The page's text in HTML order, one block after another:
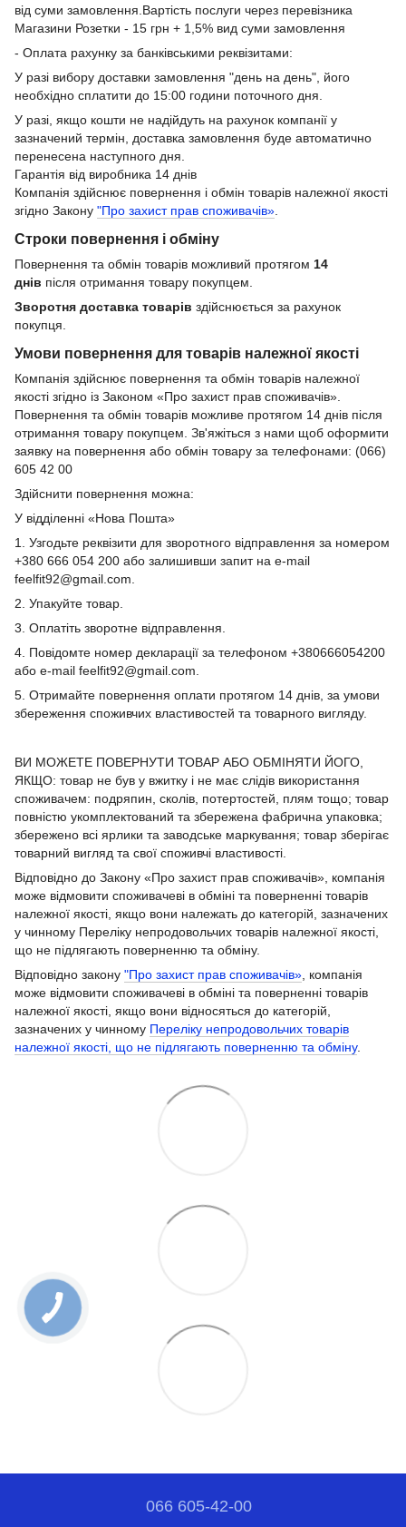
від суми замовлення.Вартість послуги через перевізника
Магазини Розетки - 15 грн + 1,5% вид суми замовлення
- Оплата рахунку за банківськими реквізитами:
У разі вибору доставки замовлення "день на день", його
необхідно сплатити до 15:00 години поточного дня.
У разі, якщо кошти не надійдуть на рахунок компанії у
зазначений термін, доставка замовлення буде автоматично
перенесена наступного дня.
Гарантія від виробника 14 днів
Компанія здійснює повернення і обмін товарів належної якості
згідно Закону "Про захист прав споживачів»
Строки повернення і обміну
Повернення та обмін товарів можливий протягом 14
днів після отримання товару покупцем.
Зворотня доставка товарів здійснюється за рахунок
покупця.
Умови повернення для товарів належної якості
Компанія здійснює повернення та обмін товарів належної
якості згідно із Законом «Про захист прав споживачів».
Повернення та обмін товарів можливе протягом 14 днів після
отримання товару покупцем. Зв'яжіться з нами щоб оформити
заявку на повернення або обмін товару за телефонами: (066)
605 42 00
Здійснити повернення можна:
У відділенні «Нова Пошта»
1. Узгодьте реквізити для зворотного відправлення за номером
+380 666 054 200 або залишивши запит на e-mail
feelfit92@gmail.com.
2. Упакуйте товар.
3. Оплатіть зворотне відправлення.
4. Повідомте номер декларації за телефоном +380666054200
або e-mail feelfit92@gmail.com.
5. Отримайте повернення оплати протягом 14 днів, за умови
збереження споживчих властивостей та товарного вигляду.
ВИ МОЖЕТЕ ПОВЕРНУТИ ТОВАР АБО ОБМІНЯТИ ЙОГО,
ЯКЩО: товар не був у вжитку і не має слідів використання
споживачем: подряпин, сколів, потертостей, плям тощо; товар
повністю укомплектований та збережена фабрична упаковка;
збережено всі ярлики та заводське маркування; товар зберігає
товарний вигляд та свої споживчі властивості.
Відповідно до Закону «Про захист прав споживачів», компанія
може відмовити споживачеві в обміні та поверненні товарів
належної якості, якщо вони належать до категорій, зазначених
у чинному Переліку непродовольчих товарів належної якості,
що не підлягають поверненню та обміну.
Відповідно закону "Про захист прав споживачів» , компанія
може відмовити споживачеві в обміні та поверненні товарів
належної якості, якщо вони відносяться до категорій,
зазначених у чинному Переліку непродовольчих товарів
належної якості, що не підлягають поверненню та обміну.
066 605-42-00